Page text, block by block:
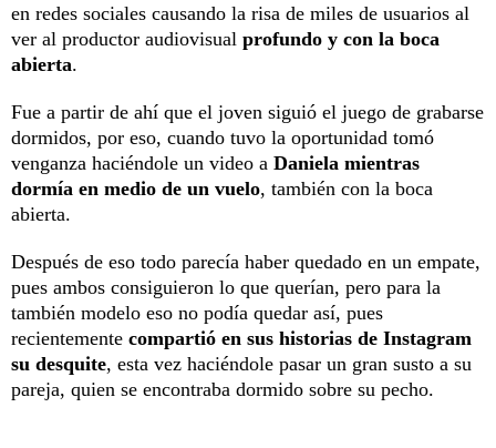
en redes sociales causando la risa de miles de usuarios al
ver al productor audiovisual profundo y con la boca
abierta.
Fue a partir de ahí que el joven siguió el juego de grabarse
dormidos, por eso, cuando tuvo la oportunidad tomó
venganza haciéndole un video a Daniela mientras
dormía en medio de un vuelo, también con la boca
abierta.
Después de eso todo parecía haber quedado en un empate,
pues ambos consiguieron lo que querían, pero para la
también modelo eso no podía quedar así, pues
recientemente compartió en sus historias de Instagram
su desquite, esta vez haciéndole pasar un gran susto a su
pareja, quien se encontraba dormido sobre su pecho.